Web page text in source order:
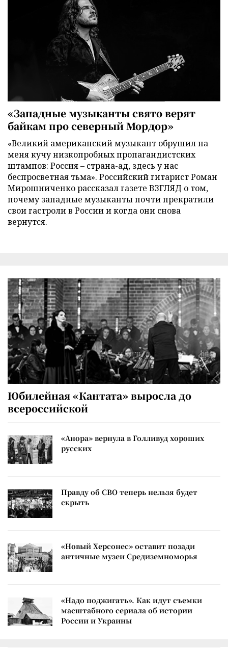
«Западные музыканты свято верят
байкам про северный Мордор»
«Великий американский музыкант обрушил на
меня кучу низкопробных пропагандистских
штампов: Россия – страна-ад, здесь у нас
беспросветная тьма». Российский гитарист Роман
Мирошниченко рассказал газете ВЗГЛЯД о том,
почему западные музыканты почти прекратили
свои гастроли в России и когда они снова
вернутся.
Юбилейная «Кантата» выросла до
всероссийской
«Анора» вернула в Голливуд хороших
русских
Правду об СВО теперь нельзя будет
скрыть
«Новый Херсонес» оставит позади
античные музеи Средиземноморья
«Надо поджигать». Как идут съемки
масштабного сериала об истории
России и Украины